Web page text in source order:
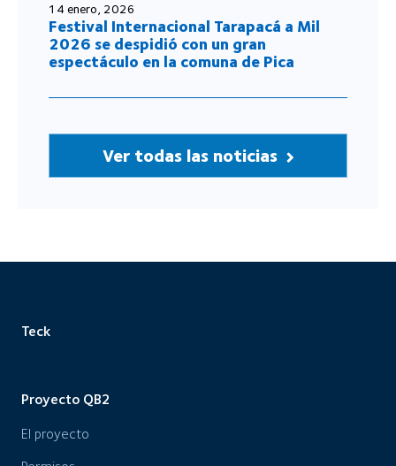
14 enero, 2026
Festival Internacional Tarapacá a Mil
2026 se despidió con un gran
espectáculo en la comuna de Pica
Ver todas las noticias
Teck
Proyecto QB2
El proyecto